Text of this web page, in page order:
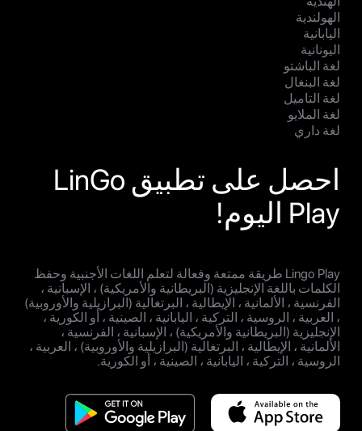
الهولندية
اليابانية
اليونانية
لغة الباشتو
لغة البنغال
لغة التاميل
لغة الملايو
لغة داري
احصل على تطبيق LinGo
Play اليوم!
Lingo Play طريقة ممتعة وفعالة لتعلم اللغات الأجنبية وحفظ
الكلمات باللغة الإنجليزية (البريطانية والأمريكية) ، الإسبانية ،
الفرنسية ، الألمانية ، الإيطالية ، البرتغالية (البرازيلية والأوروبية)
، العربية ، الروسية ، التركية ، اليابانية ، الصينية ، أو الكورية ،
الإنجليزية (البريطانية والأمريكية) ، الإسبانية ، الفرنسية ،
الألمانية ، الإيطالية ، البرتغالية (البرازيلية والأوروبية) ، العربية ،
الروسية ، التركية ، اليابانية ، الصينية ، أو الكورية.